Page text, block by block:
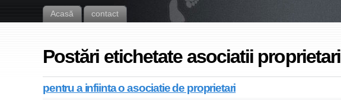
Acasă contact
Postări etichetate asociatii proprietari
pentru a infiinta o asociatie de proprietari